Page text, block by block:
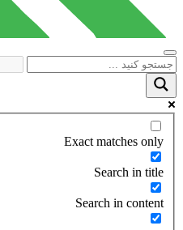
Exact matches only
Search in title
Search in content